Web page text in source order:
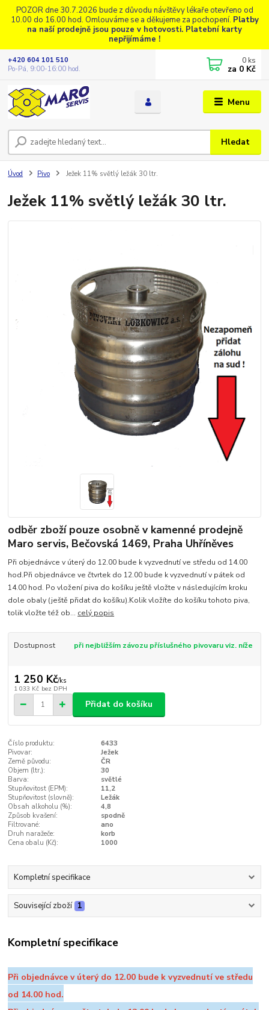
POZOR dne 30.7.2026 bude z důvodu návštěvy lékaře otevřeno od
10.00 do 16.00 hod. Omlouváme se a děkujeme za pochopení. Platby
na naší prodejně jsou pouze v hotovosti. Platební karty
nepřijímáme !
Menu
Hledat
+420 604 101 510
Po-Pá, 9:00-16:00 hod.
0 ks
za 0 Kč
Úvod Pivo Ježek 11% světlý ležák 30 ltr.
Ježek 11% světlý ležák 30 ltr.
odběr zboží pouze osobně v kamenné prodejně
Maro servis, Bečovská 1469, Praha Uhříněves
Při objednávce v úterý do 12.00 bude k vyzvednutí ve středu od 14.00
hod.Při objednávce ve čtvrtek do 12.00 bude k vyzvednutí v pátek od
14.00 hod. Po vložení piva do košíku ještě vložte v následujícím kroku
dole obaly (ještě přidat do košíku).Kolik vložíte do košíku tohoto piva,
tolik vložte též ob... celý popis
Dostupnost při nejbližším závozu příslušného pivovaru viz. níže
1 250 Kč/ks
1 033 Kč bez DPH
Přidat do košíku
Číslo produktu:
6433
Pivovar:
Ježek
Země původu:
ČR
Objem (ltr,):
30
Barva:
světlé
Stupňovitost (EPM):
11,2
Stupňovitost (slovně):
Ležák
Obsah alkoholu (%):
4,8
Způsob kvašení:
spodně
Filtrované:
ano
Druh naražeče:
korb
Cena obalu (Kč):
1000
Kompletní specifikace
Související zboží 1
Kompletní specifikace
Při objednávce v úterý do 12.00 bude k vyzvednutí ve středu
od 14.00 hod.